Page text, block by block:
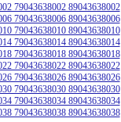
79043638002 89043638002
79043638006 89043638006
79043638010 89043638010
79043638014 89043638014
79043638018 89043638018
79043638022 89043638022
79043638026 89043638026
79043638030 89043638030
79043638034 89043638034
79043638038 89043638038